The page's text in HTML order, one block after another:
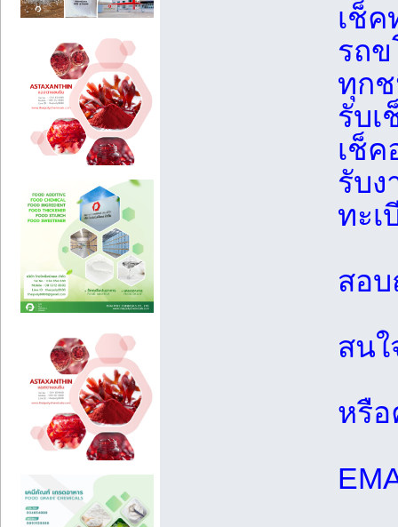
เช็ค
รถ
ทุก
รับ
เช็
รับ
ทะเ
สอ
สน
หรื